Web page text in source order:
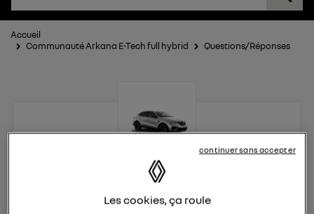
Accueil
Communauté Arkana E-Tech full hybrid
Questions/Réponses
Arkana E-Tech full hybrid
Hybride RENAULT
membres
Les cookies, ça roule
continuer sans accepter